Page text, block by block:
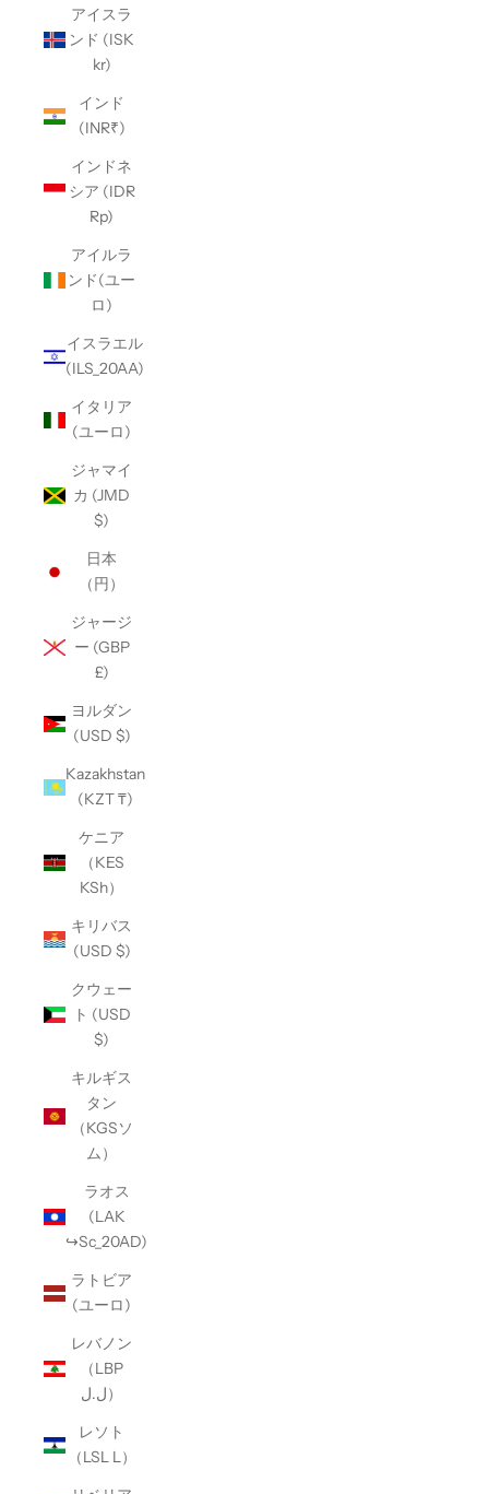
アイスラ
ンド (ISK
kr)
インド
(INR₹)
インドネ
シア (IDR
Rp)
アイルラ
ンド(ユー
ロ)
イスラエル
(ILS_20AA)
イタリア
(ユーロ)
ジャマイ
カ (JMD
$)
日本
（円）
ジャージ
ー (GBP
£)
ヨルダン
(USD $)
Kazakhstan
(KZT ₸)
ケニア
（KES
KSh）
キリバス
(USD $)
クウェー
ト (USD
$)
キルギス
タン
（KGSソ
ム）
ラオス
(LAK
↪Sc_20AD)
ラトビア
(ユーロ)
レバノン
（LBP
ل.ل）
レソト
（LSL L）